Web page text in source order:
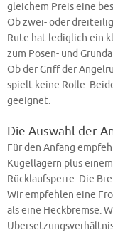
gleichem Preis eine
Ob zwei- oder
Rute hat lediglich ein
zum Posen- und
Ob der Griff der
spielt keine Rolle.
geeignet.
Die Auswahl der
Für den Anfang
Kugellagern plus
Rücklaufsperre. Die
Wir empfehlen eine
als eine Heckbremse.